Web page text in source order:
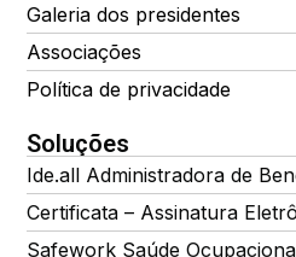
Galeria dos presidentes
Associações
Política de privacidade
Soluções
Ide.all Administradora de
Certificata – Assinatura
Safework Saúde